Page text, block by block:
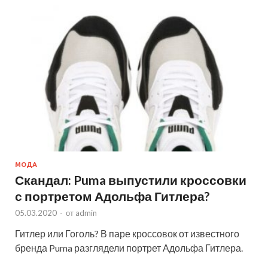
МОДА
Скандал: Puma выпустили кроссовки
с портретом Адольфа Гитлера?
05.03.2020 - от admin
Гитлер или Гоголь? В паре кроссовок от известного
бренда Puma разглядели портрет Адольфа Гитлера.